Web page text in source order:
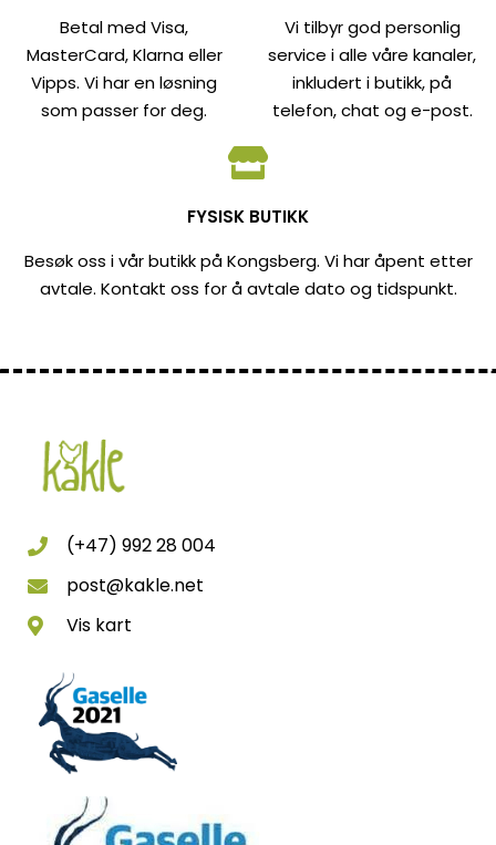
Betal med Visa,
MasterCard, Klarna eller
Vipps. Vi har en løsning
som passer for deg.
Vi tilbyr god personlig
service i alle våre kanaler,
inkludert i butikk, på
telefon, chat og e-post.
FYSISK BUTIKK
Besøk oss i vår butikk på Kongsberg. Vi har åpent etter
avtale. Kontakt oss for å avtale dato og tidspunkt.
(+47) 992 28 004
post@kakle.net
Vis kart